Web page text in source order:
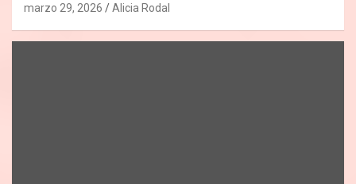
marzo 29, 2026 Alicia Rodal